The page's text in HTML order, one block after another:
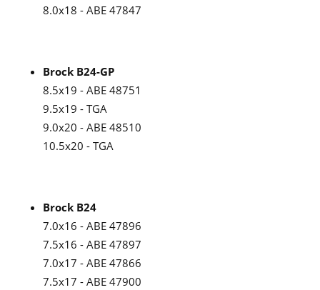
8.0x18 - ABE 47847
Brock B24-GP
8.5x19 - ABE 48751
9.5x19 - TGA
9.0x20 - ABE 48510
10.5x20 - TGA
Brock B24
7.0x16 - ABE 47896
7.5x16 - ABE 47897
7.0x17 - ABE 47866
7.5x17 - ABE 47900